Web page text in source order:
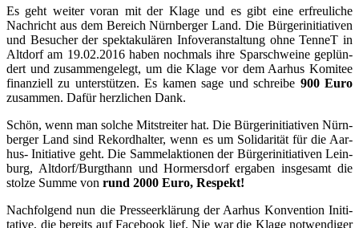
Es geht wei­ter vor­an mit der Kla­ge und es gibt eine erfreu­li­che
Nach­richt aus dem Bereich Nürn­ber­ger Land. Die Bür­ger­initia­ti­ven
und Besu­cher der spek­ta­ku­lä­ren Info­ver­an­stal­tung ohne Ten­neT in
Alt­dorf am 19.02.2016 haben noch­mals ihre Spar­schwei­ne geplün­
dert und zusam­men­ge­legt, um die Kla­ge vor dem Aar­hus Komi­tee
finan­zi­ell zu unter­stüt­zen. Es kamen sage und schrei­be 900 Euro
zusam­men. Dafür herz­li­chen Dank.
Schön, wenn man sol­che Mit­strei­ter hat. Die Bür­ger­initia­ti­ven Nürn­
ber­ger Land sind Rekord­hal­ter, wenn es um Soli­da­ri­tät für die Aar­
hus- Initia­ti­ve geht. Die Sam­mel­ak­tio­nen der Bür­ger­initia­ti­ven Lein­
burg, Altdorf/Burgthann und Hor­mers­dorf erga­ben ins­ge­samt die
stol­ze Sum­me von rund 2000 Euro, Respekt!
Nach­fol­gend nun die Pres­se­er­klä­rung der Aar­hus Kon­ven­ti­on Ini­ti­
ta­ti­ve, die bereits auf Face­book lief. Nie war die Kla­ge not­wen­di­ger